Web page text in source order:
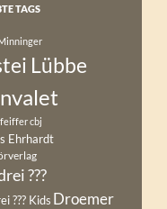
TAGS
Lübbe
cbj
Ehrhardt
???
??? Kids Droemer